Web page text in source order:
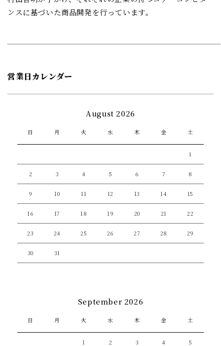
営業日カレンダー
August 2026
日 月 火 水 木 金 土
1
2 3 4 5 6 7 8
9 10 11 12 13 14 15
16 17 18 19 20 21 22
23 24 25 26 27 28 29
30 31
September 2026
日 月 火 水 木 金 土
1 2 3 4 5
ンスに基づいた商品開発を行っています。